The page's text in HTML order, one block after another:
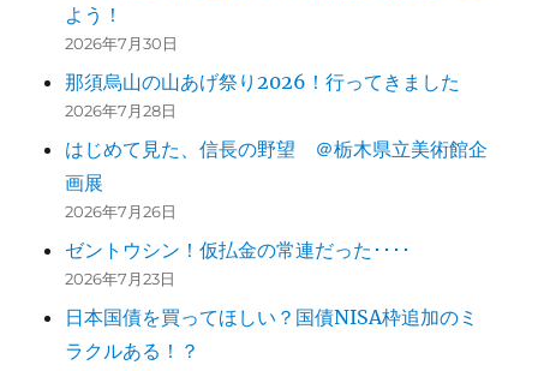
よう！
2026年7月30日
那須烏山の山あげ祭り2026！行ってきました
2026年7月28日
はじめて見た、信長の野望 ＠栃木県立美術館企
画展
2026年7月26日
ゼントウシン！仮払金の常連だった････
2026年7月23日
日本国債を買ってほしい？国債NISA枠追加のミ
ラクルある！？